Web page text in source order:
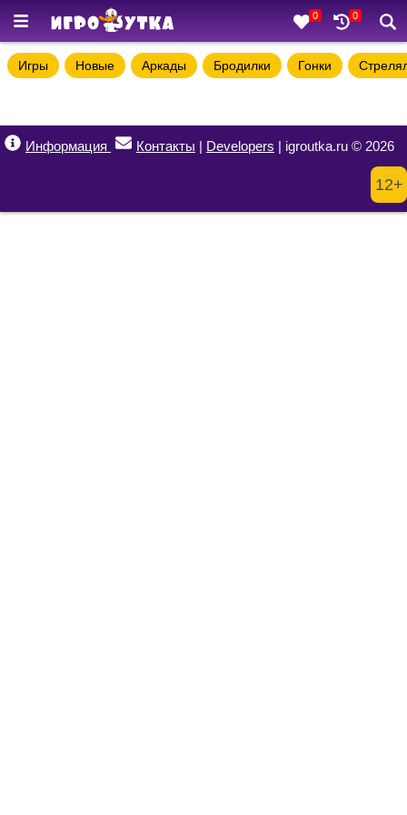
0 0
Игры Новые Аркады Бродилки Гонки
Информация Контакты | Developers | igroutka.ru © 2026
12+